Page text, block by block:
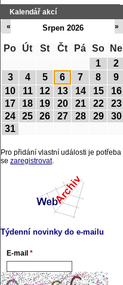
Kalendář akcí
Srpen 2026
« »
Po Út St Čt Pá So
Ne
1
2
3
4 5 6 7 8
9
10
11 12 13 14 15
16
17
18 19 20 21 22
23
24
25 26 27 28 29
30
31
Pro přidání vlastní události je potřeba
se zaregistrovat.
Týdenní novinky do e-mailu
E-mail *